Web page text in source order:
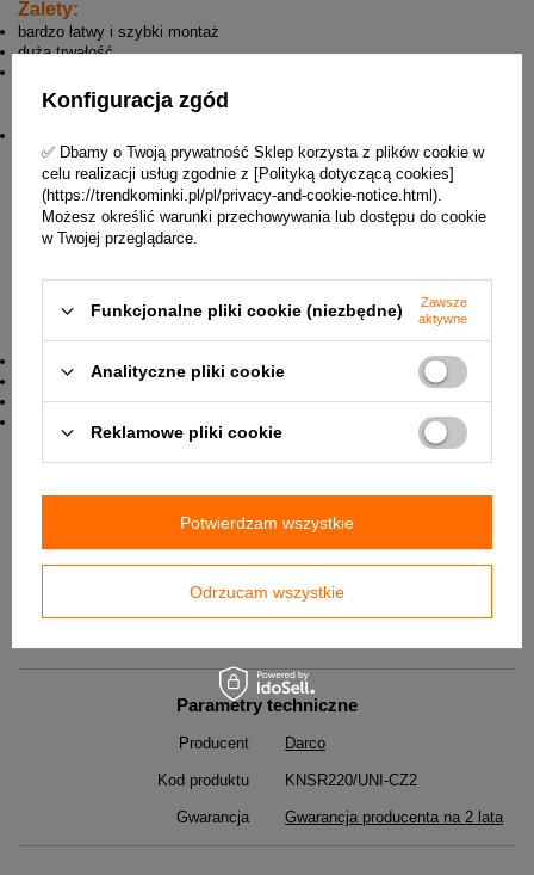
Zalety:
bardzo łatwy i szybki montaż
duża trwałość
Zastosowanie:
stałe
Dane techniczne:
Materiał : blacha DC01 2mm, malowana farbą żaroodporną Senotherm
Gwarancja : 2 lata
Połączenia elementów powinny być uszczelniane za pomocą specjalnej
masy silikonowej - odpornej do temperatury 1200*C
DO POBRANIA
Parametry techniczne
Producent Darco
Kod produktu KNSR220/UNI-CZ2
Gwarancja Gwarancja producenta na 2 lata
Konfiguracja zgód
✅ Dbamy o Twoją prywatność Sklep korzysta z plików cookie w
celu realizacji usług zgodnie z [Polityką dotyczącą cookies]
(https://trendkominki.pl/pl/privacy-and-cookie-notice.html).
Możesz określić warunki przechowywania lub dostępu do cookie
w Twojej przeglądarce.
Funkcjonalne pliki cookie (niezbędne) Zawsze
aktywne
Analityczne pliki cookie
Reklamowe pliki cookie
Odrzucam wszystkie
Potwierdzam wszystkie